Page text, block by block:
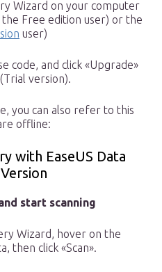
Wizard on your computer
Free edition user) or the
user)
code, and click «Upgrade»
version).
you can also refer to this
offline:
with EaseUS Data
start scanning
Wizard, hover on the
then click «Scan».